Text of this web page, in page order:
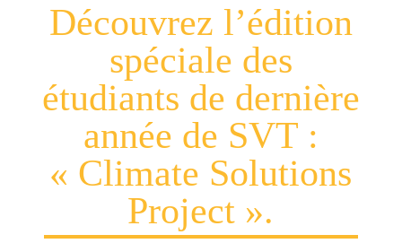
Découvrez l’édition
spéciale des
étudiants de dernière
année de SVT :
« Climate Solutions
Project ».